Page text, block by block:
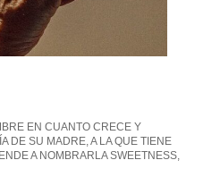
EN CUANTO CRECE Y
DE SU MADRE, A LA QUE TIENE
A NOMBRARLA SWEETNESS,